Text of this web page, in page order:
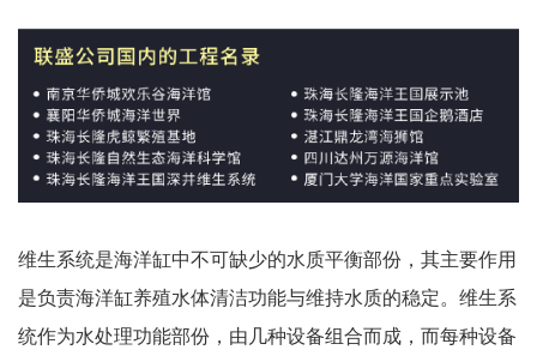
维生系统是海洋缸中不可缺少的水质平衡部份，其主要作用
是负责海洋缸养殖水体清洁功能与维持水质的稳定。维生系
统作为水处理功能部份，由几种设备组合而成，而每种设备